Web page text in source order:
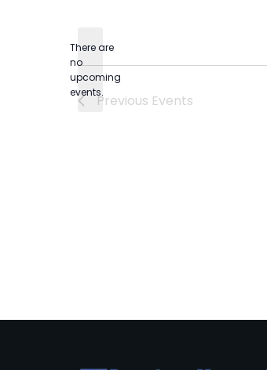
Notice
There are
no
upcoming
events.Previous Events